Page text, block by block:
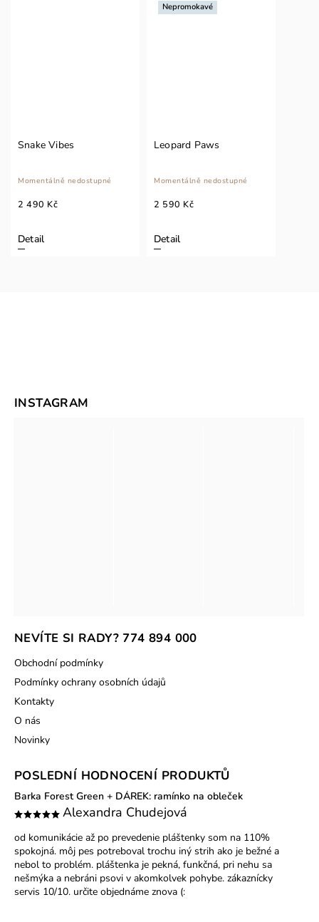
Snake Vibes
Momentálně nedostupné
2 490 Kč
Detail
Nepromokavé
Leopard Paws
Momentálně nedostupné
2 590 Kč
Detail
NEVÍTE SI RADY? 774 894 000
Obchodní podmínky
Podmínky ochrany osobních údajů
Kontakty
O nás
Novinky
POSLEDNÍ HODNOCENÍ PRODUKTŮ
Barka Forest Green + DÁREK: ramínko na obleček
Alexandra Chudejová
od komunikácie až po prevedenie pláštenky som na 110%
spokojná. môj pes potreboval trochu iný strih ako je bežné a
nebol to problém. pláštenka je pekná, funkčná, pri nehu sa
nešmýka a nebráni psovi v akomkolvek pohybe. zákaznícky
servis 10/10. určite objednáme znova (:
INSTAGRAM